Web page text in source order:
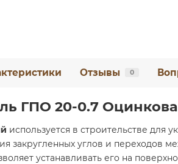
Отзывы 0
ГПО 20-0.7
используется в строительстве
закругленных углов и переходов
устанавливать его на